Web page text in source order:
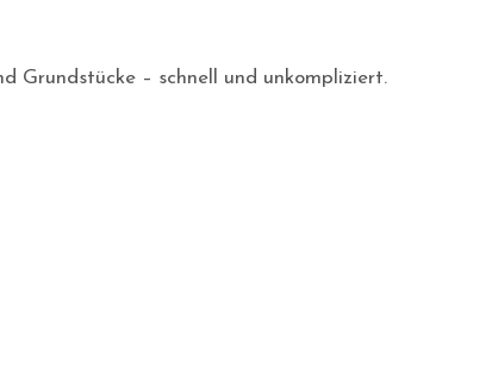
Grundstücke – schnell und unkompliziert.